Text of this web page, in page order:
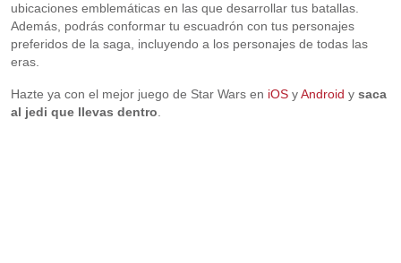
ubicaciones emblemáticas en las que desarrollar tus batallas.
Además, podrás conformar tu escuadrón con tus personajes
preferidos de la saga, incluyendo a los personajes de todas las
eras.
Hazte ya con el mejor juego de Star Wars en iOSyAndroid y saca
al jedi que llevas dentro.